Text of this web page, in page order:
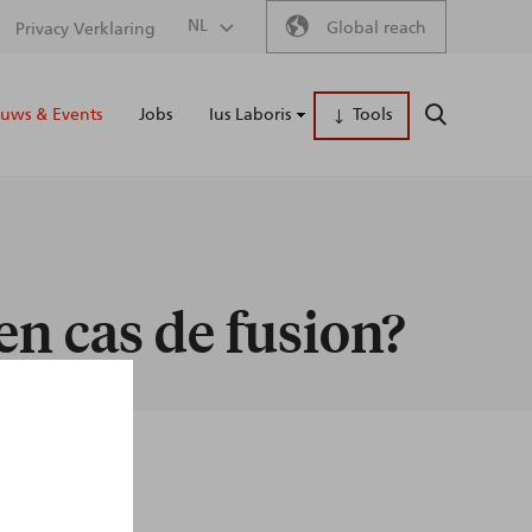
Secondary
menu
Privacy Verklaring NL Global reach
Main
& Events Jobs Ius Laboris Tools ZOEKEN
cas de fusion?